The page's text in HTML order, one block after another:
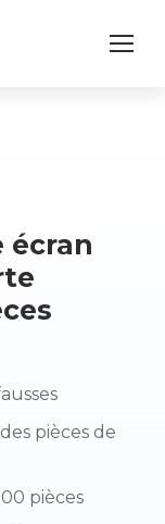
écran
pièces de
pièces